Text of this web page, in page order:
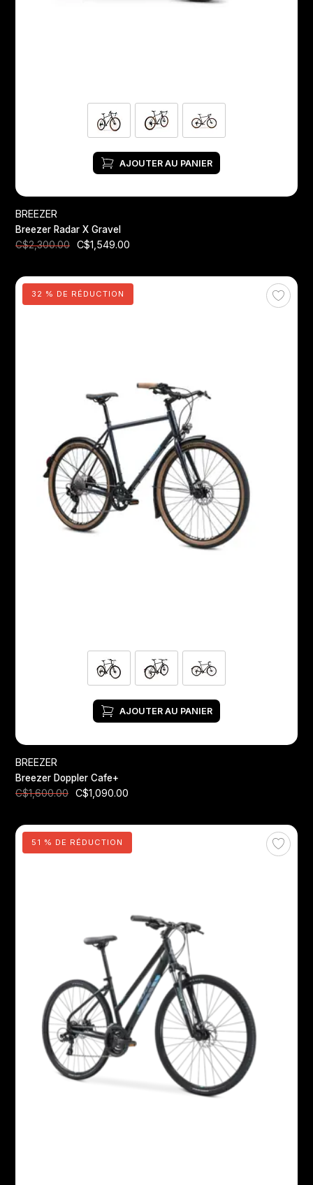
AJOUTER AU PANIER
BREEZER
Breezer Radar X Gravel
C$2,300.00
C$1,549.00
32 % DE RÉDUCTION
AJOUTER AU PANIER
BREEZER
Breezer Doppler Cafe+
C$1,600.00
C$1,090.00
51 % DE RÉDUCTION